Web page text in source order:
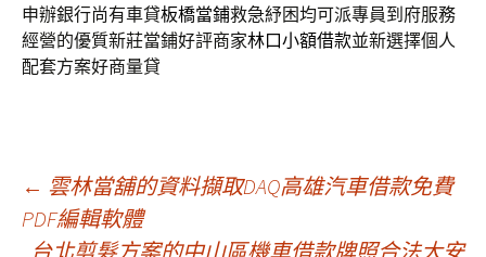
申辦銀行尚有車貸板橋當鋪救急紓困均可派專員到府服務
經營的優質新莊當鋪好評商家林口小額借款並新選擇個人
配套方案好商量貸
文
← 雲林當舖的資料擷取DAQ高雄汽車借款免費
PDF編輯軟體
台北剪髮方案的中山區機車借款牌照合法大安